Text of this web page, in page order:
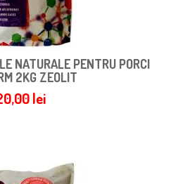
NATURALE PENTRU PORCI
2KG ZEOLIT
lei